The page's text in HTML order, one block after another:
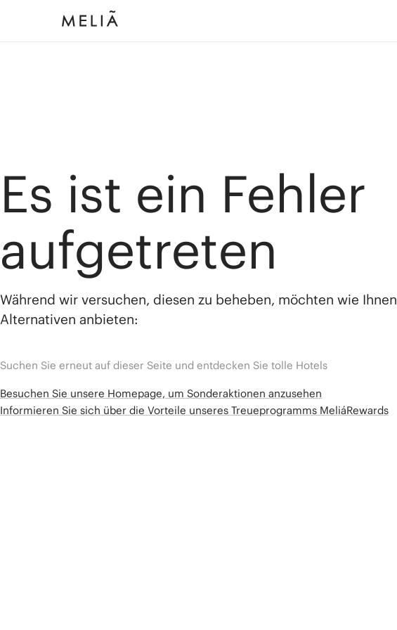
Es ist ein Fehler
aufgetreten
Während wir versuchen, diesen zu beheben, möchten wie Ihnen
Alternativen anbieten:
Suchen Sie erneut auf dieser Seite und entdecken Sie tolle Hotels
Besuchen Sie unsere Homepage, um Sonderaktionen anzusehen
Informieren Sie sich über die Vorteile unseres Treueprogramms MeliáRewards